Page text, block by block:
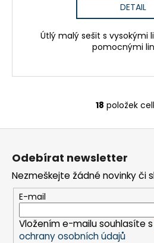
DETAIL
Útlý malý sešit s vysokými
pomocnými
O
v
a
c
í
p
r
18 položek
Z
Odebírat newsletter
Nezmeškejte žádné novinky či
E-mail
Vložením e-mailu souhlasíte s
ochrany osobních údajů